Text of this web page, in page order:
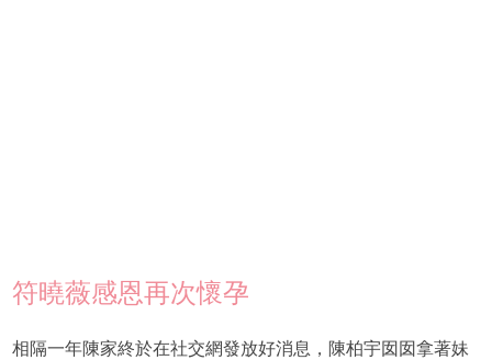
符曉薇感恩再次懷孕
相隔一年陳家終於在社交網發放好消息，陳柏宇囡囡拿著妹